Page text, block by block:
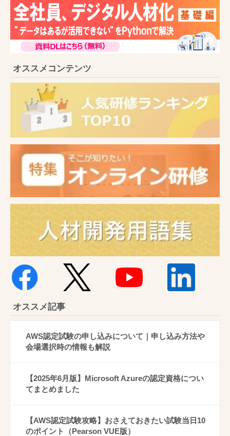
オススメコンテンツ
オススメ記事
AWS認定試験の申し込みについて｜申し込み方法や
会場選択時の情報も解説
【2025年6月版】Microsoft Azureの認定資格につい
てまとめました
【AWS認定試験攻略】おさえておきたい試験当日10
のポイント（Pearson VUE版）